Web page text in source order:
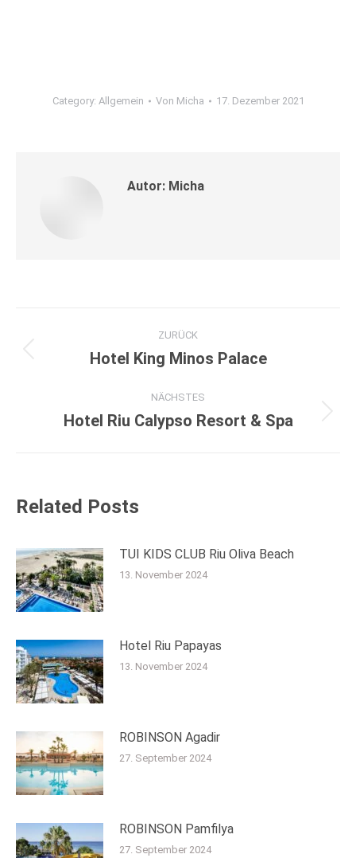
Category: Allgemein Von Micha 17. Dezember 2021
Autor: Micha
Kommentarnavigation
ZURÜCK
Vorheriger
Hotel King Minos Palace
NÄCHSTES
Nächster
Hotel Riu Calypso Resort & Spa
Related Posts
TUI KIDS CLUB Riu Oliva Beach
13. November 2024
Hotel Riu Papayas
13. November 2024
ROBINSON Agadir
27. September 2024
ROBINSON Pamfilya
27. September 2024